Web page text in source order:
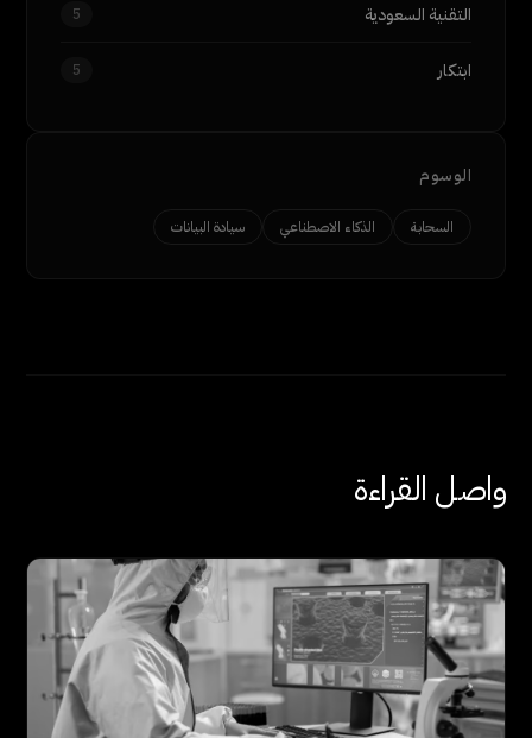
التقنية السعودية 5
ابتكار 5
الوسوم
السحابة الذكاء الاصطناعي سيادة البيانات
واصل القراءة